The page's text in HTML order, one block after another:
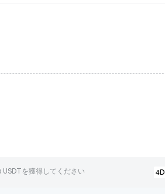
を獲得してください 4D